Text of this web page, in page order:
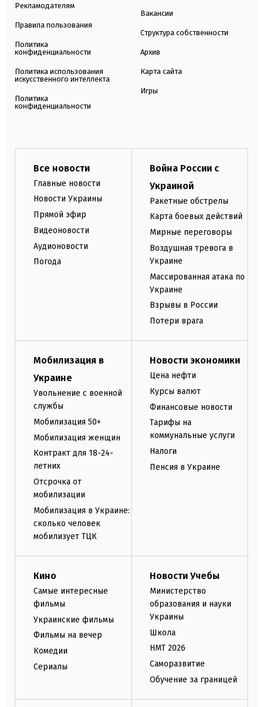
Рекламодателям
Правила пользования
Политика
конфиденциальности
Политика использования
искусственного интеллекта
Политика
конфиденциальности
Вакансии
Структура собственности
Архив
Карта сайта
Игры
Все новости
Главные новости
Новости Украины
Прямой эфир
Видеоновости
Аудионовости
Погода
Война России с
Украиной
Ракетные обстрелы
Карта боевых действий
Мирные переговоры
Воздушная тревога в
Украине
Массированная атака по
Украине
Взрывы в России
Потери врага
Мобилизация в
Украине
Увольнение с военной
службы
Мобилизация 50+
Мобилизация женщин
Контракт для 18-24-
летних
Отсрочка от
мобилизации
Мобилизация в Украине:
сколько человек
мобилизует ТЦК
Новости экономики
Цена нефти
Курсы валют
Финансовые новости
Тарифы на
коммунальные услуги
Налоги
Пенсия в Украине
Кино
Самые интересные
фильмы
Украинские фильмы
Фильмы на вечер
Комедии
Сериалы
Новости Учебы
Министерство
образования и науки
Украины
Школа
НМТ 2026
Саморазвитие
Обучение за границей